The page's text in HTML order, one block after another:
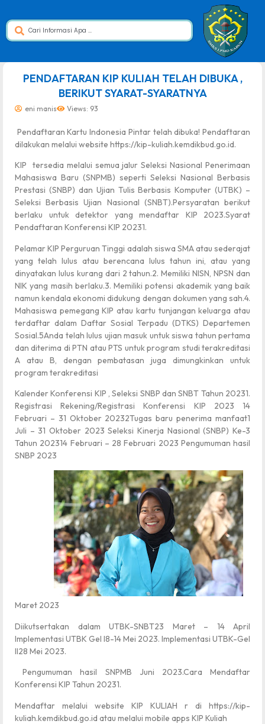
PENDAFTARAN KIP KULIAH TELAH DIBUKA ,
BERIKUT SYARAT-SYARATNYA
eni manis Views: 93
Pendaftaran Kartu Indonesia Pintar telah dibuka! Pendaftaran
dilakukan melalui website https://kip-kuliah.kemdikbud.go.id.
KIP tersedia melalui semua jalur Seleksi Nasional Penerimaan
Mahasiswa Baru (SNPMB) seperti Seleksi Nasional Berbasis
Prestasi (SNBP) dan Ujian Tulis Berbasis Komputer (UTBK) –
Seleksi Berbasis Ujian Nasional (SNBT).Persyaratan berikut
berlaku untuk detektor yang mendaftar KIP 2023.Syarat
Pendaftaran Konferensi KIP 20231.
Pelamar KIP Perguruan Tinggi adalah siswa SMA atau sederajat
yang telah lulus atau berencana lulus tahun ini, atau yang
dinyatakan lulus kurang dari 2 tahun.2. Memiliki NISN, NPSN dan
NIK yang masih berlaku.3. Memiliki potensi akademik yang baik
namun kendala ekonomi didukung dengan dokumen yang sah.4.
Mahasiswa pemegang KIP atau kartu tunjangan keluarga atau
terdaftar dalam Daftar Sosial Terpadu (DTKS) Departemen
Sosial.5Anda telah lulus ujian masuk untuk siswa tahun pertama
dan diterima di PTN atau PTS untuk program studi terakreditasi
A atau B, dengan pembatasan juga dimungkinkan untuk
program terakreditasi
Kalender Konferensi KIP , Seleksi SNBP dan SNBT Tahun 20231.
Registrasi Rekening/Registrasi Konferensi KIP 2023 14
Februari – 31 Oktober 20232Tugas baru penerima manfaat1
Juli – 31 Oktober 2023 Seleksi Kinerja Nasional (SNBP) Ke-3
Tahun 202314 Februari – 28 Februari 2023 Pengumuman hasil
SNBP 2023
Maret 2023
Diikutsertakan dalam UTBK-SNBT23 Maret – 14 April
Implementasi UTBK Gel I8-14 Mei 2023. Implementasi UTBK-Gel
II28 Mei 2023.
Pengumuman hasil SNPMB Juni 2023.Cara Mendaftar
Konferensi KIP Tahun 20231.
Mendaftar melalui website KIP KULIAH r di https://kip-
kuliah.kemdikbud.go.id atau melalui mobile apps KIP Kuliah